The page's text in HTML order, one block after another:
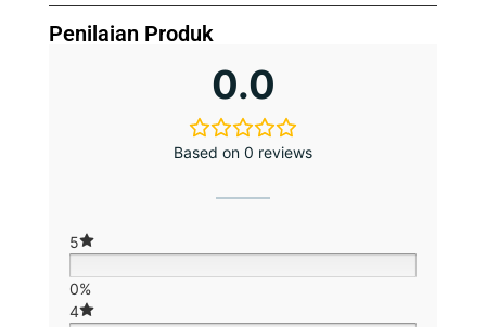
Penilaian Produk
0.0
Based on 0 reviews
5
0%
4